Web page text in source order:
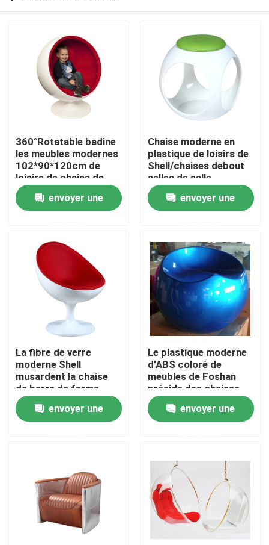
Maison
Au sujet de nous
Visite d'usine
Contrôle de qualité
Contactez-nous
Demandez une citation
Chaise se reposante moderne
Chaise de loisirs moderne
Chaise moderne de restaurant
360°Rotatable badine
les meubles modernes
102*90*120cm de
loisirs de chaise de
boule
envoyer une
Chaise moderne en
plastique de loisirs de
Shell/chaises debout
selles de salle
d'exposition
envoyer une
La fibre de verre
moderne Shell
musardent la chaise
de barre de forme
avec la base
60*64*80cm de pivot
envoyer une
Le plastique moderne
d'ABS coloré de
meubles de Foshan
préside des chaises
de salon
envoyer une